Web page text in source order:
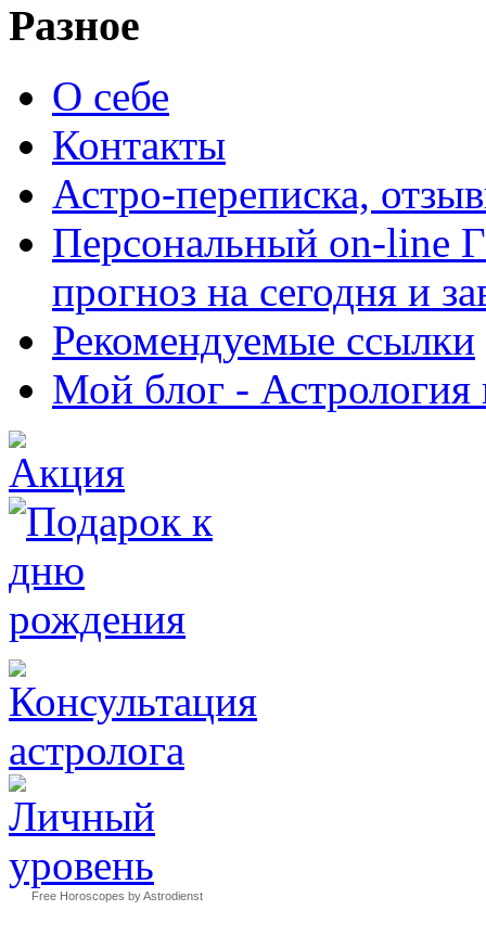
Разное
О себе
Контакты
Астро-переписка,
Персональный on-
прогноз на сегодня и
Рекомендуемые ссылки
Мой блог - Астрология
Free Horoscopes by Astrodienst